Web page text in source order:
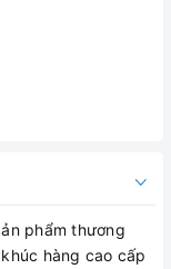
phẩm thương
hàng cao cấp